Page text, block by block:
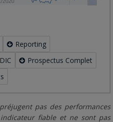
Reporting
DIC
Prospectus Complet
pas des performances
fiable et ne sont pas